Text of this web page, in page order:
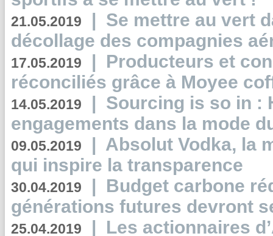
21.05.2019 | Se mettre au vert
décollage des compagnies
17.05.2019 | Producteurs et
réconciliés grâce à Moyee
14.05.2019 | Sourcing is so in :
engagements dans la mode
09.05.2019 | Absolut Vodka, la
qui inspire la transparence
30.04.2019 | Budget carbone
générations futures devront
25.04.2019 | Les actionnaires